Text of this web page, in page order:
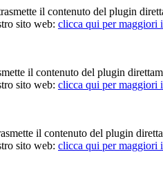
il contenuto del plugin
sito web: clicca qui per maggiori
il contenuto del plugin
sito web: clicca qui per maggiori
il contenuto del plugin
sito web: clicca qui per maggiori